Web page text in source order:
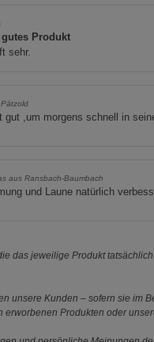
Produkt
sehr.
gut ,um morgens schnell in
aus Ransbach-Baumbach
und Laune natürlich
das jeweilige Produkt
unsere Kunden – sofern sie im
Produkten oder